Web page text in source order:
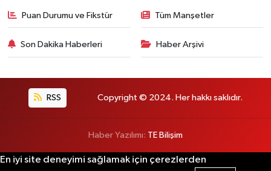
Puan Durumu ve Fikstür Tüm Manşetler
Son Dakika Haberleri Haber Arşivi
RSS Copyright © 2024. Her hakkı saklıdır.
Haber Yazılımı: TE Bilişim
En iyi site deneyimi sağlamak için çerezlerden